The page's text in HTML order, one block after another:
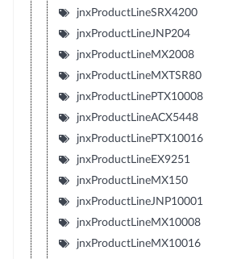
jnxProductLineSRX4200
jnxProductLineJNP204
jnxProductLineMX2008
jnxProductLineMXTSR80
jnxProductLinePTX10008
jnxProductLineACX5448
jnxProductLinePTX10016
jnxProductLineEX9251
jnxProductLineMX150
jnxProductLineJNP10001
jnxProductLineMX10008
jnxProductLineMX10016